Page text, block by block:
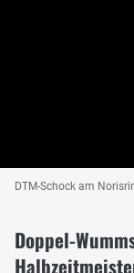
DTM-Schock am
Doppel-